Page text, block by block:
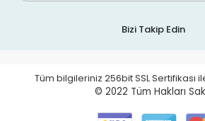
Bizi Takip Edin
Tüm bilgileriniz 256bit SSL Sertifikası
© 2022 Tüm Hakları